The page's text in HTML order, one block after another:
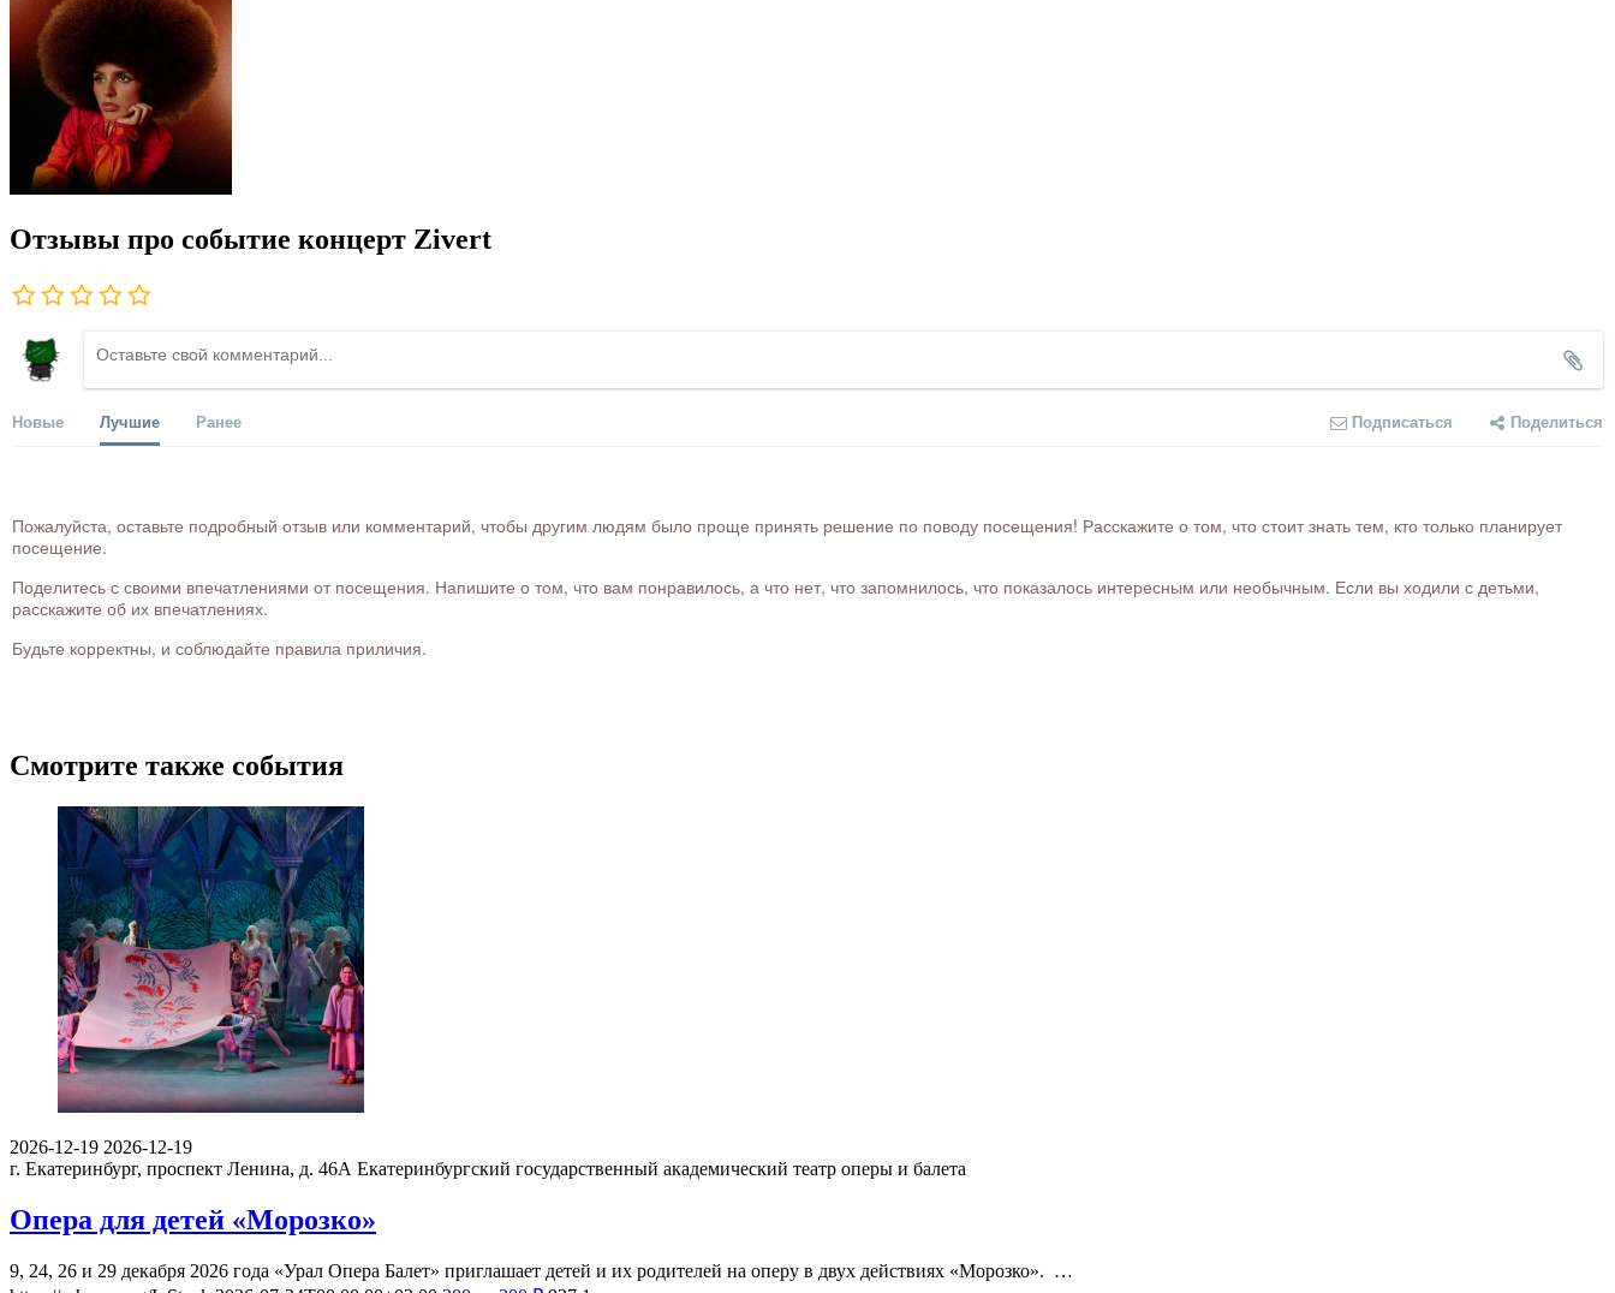
Отзывы про событие концерт Zivert
Новые Лучшие Ранее Подписаться Поделиться
Пожалуйста, оставьте подробный отзыв или комментарий, чтобы другим людям было проще принять решение по поводу посещения! Расскажите о том, что стоит знать тем, кто только планирует
посещение.
Поделитесь с своими впечатлениями от посещения. Напишите о том, что вам понравилось, а что нет, что запомнилось, что показалось интересным или необычным. Если вы ходили с детьми,
расскажите об их впечатлениях.
Будьте корректны, и соблюдайте правила приличия.
Смотрите также события
2026-12-19 2026-12-19
г. Екатеринбург, проспект Ленина, д. 46А Екатеринбургский государственный академический театр оперы и балета
Опера для детей «Морозко»
9, 24, 26 и 29 декабря 2026 года «Урал Опера Балет» приглашает детей и их родителей на оперу в двух действиях «Морозко». …